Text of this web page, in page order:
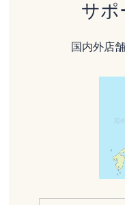
サポ
国内外店